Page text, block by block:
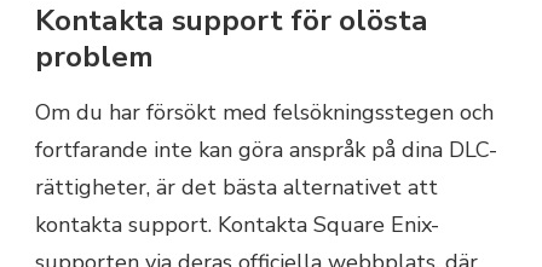
Kontakta support för olösta
problem
Om du har försökt med felsökningsstegen och
fortfarande inte kan göra anspråk på dina DLC-
rättigheter, är det bästa alternativet att
kontakta support. Kontakta Square Enix-